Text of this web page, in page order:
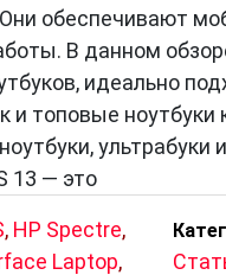
обеспечивают
В данном
идеально
топовые ноутбуки
13 — это
, HP Spectre,
Laptop,